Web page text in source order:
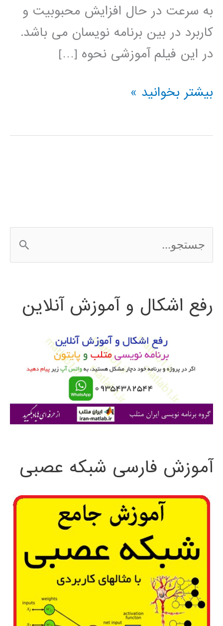
به سرعت در حال افزایش محبوبیت و
کاربرد در بین برنامه نویسان می باشد.
در این فیلم آموزشی نحوه […]
شناسایی
در
بیشتر بخوانید »
س
ج
ی
رفع اشکال و آموزش آنلاین
آموزش فارسی شبکه عصبی